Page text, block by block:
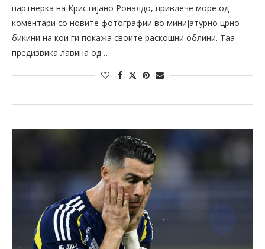
партнерка на Кристијано Роналдо, привлече море од
коментари со новите фотографии во минијатурно црно
бикини на кои ги покажа своите раскошни облини. Таа
предизвика лавина од …